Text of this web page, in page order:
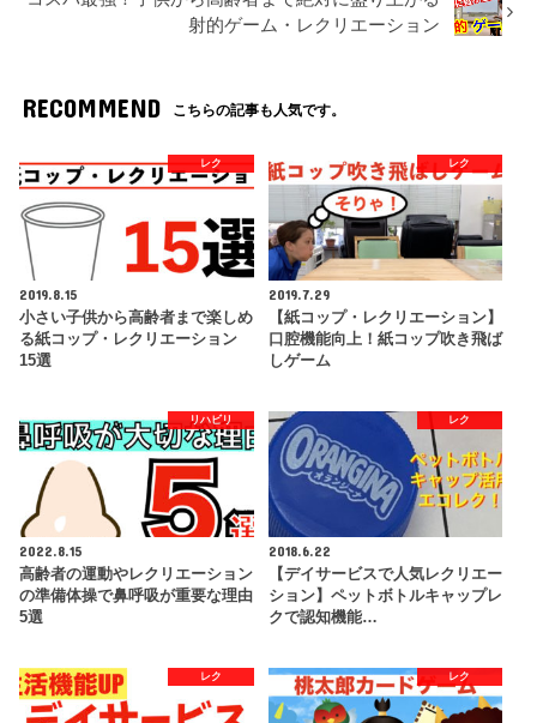
射的ゲーム・レクリエーション
RECOMMEND こちらの記事も人気です。
レク
2019.8.15
小さい子供から高齢者まで楽しめ
る紙コップ・レクリエーション
15選
レク
2019.7.29
【紙コップ・レクリエーション】
口腔機能向上！紙コップ吹き飛ば
しゲーム
リハビリ
2022.8.15
高齢者の運動やレクリエーション
の準備体操で鼻呼吸が重要な理由
5選
レク
2018.6.22
【デイサービスで人気レクリエー
ション】ペットボトルキャップレ
クで認知機能…
レク レク